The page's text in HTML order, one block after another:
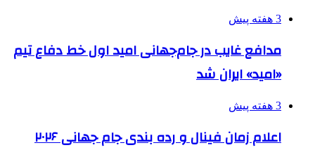
3 هفته پیش
مدافع غایب در جام‌جهانی امید اول خط دفاع تیم
«امید» ایران شد
3 هفته پیش
اعلام زمان فینال و رده بندی جام جهانی ۲۰۲۶